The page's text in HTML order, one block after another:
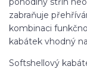
zabraňuje
kombinaci
kabátek vhodný
Softshellový